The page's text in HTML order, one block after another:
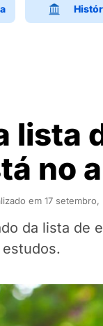
lista
no
em 17 setembro,
da lista de